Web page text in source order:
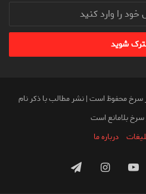
سرخ محفوظ است | نشر مطالب با ذکر نام
سرخ بلامانع است
درباره ما
یوتیوباینستاگرامتلگرام